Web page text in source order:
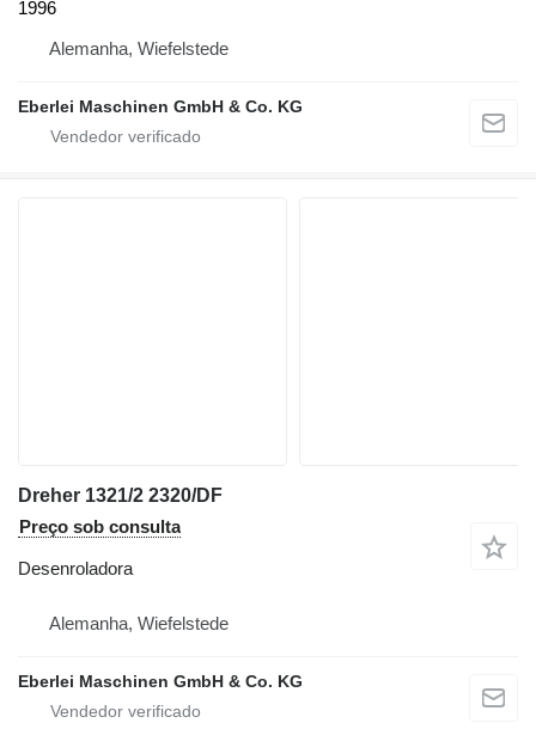
1996
Alemanha, Wiefelstede
Eberlei Maschinen GmbH & Co. KG
Dreher 1321/2 2320/DF
Preço sob consulta
Desenroladora
Alemanha, Wiefelstede
Eberlei Maschinen GmbH & Co. KG